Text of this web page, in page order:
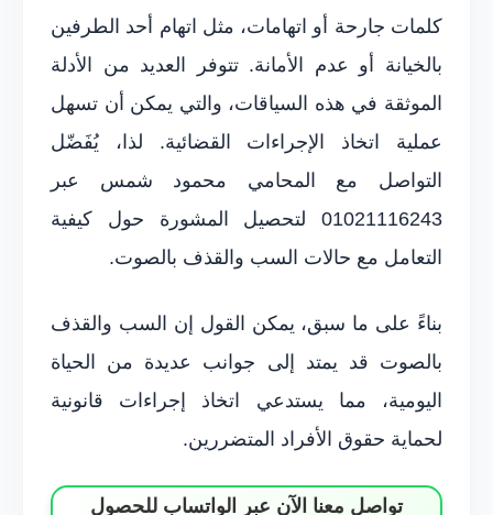
كلمات جارحة أو اتهامات، مثل اتهام أحد الطرفين
بالخيانة أو عدم الأمانة. تتوفر العديد من الأدلة
الموثقة في هذه السياقات، والتي يمكن أن تسهل
عملية اتخاذ الإجراءات القضائية. لذا، يُفَضّل
التواصل مع المحامي محمود شمس عبر
01021116243 لتحصيل المشورة حول كيفية
التعامل مع حالات السب والقذف بالصوت.
بناءً على ما سبق، يمكن القول إن السب والقذف
بالصوت قد يمتد إلى جوانب عديدة من الحياة
اليومية، مما يستدعي اتخاذ إجراءات قانونية
لحماية حقوق الأفراد المتضررين.
تواصل معنا الآن عبر الواتساب للحصول